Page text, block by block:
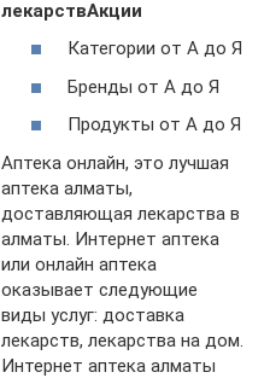
лекарствАкции
Категории от А до Я
Бренды от А до Я
Продукты от А до Я
Аптека онлайн, это лучшая
аптека алматы,
доставляющая лекарства в
алматы. Интернет аптека
или онлайн аптека
оказывает следующие
виды услуг: доставка
лекарств, лекарства на дом.
Интернет аптека алматы